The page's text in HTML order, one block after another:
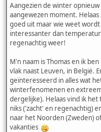
Aangezien de winter
aangewezen moment.
goed uit maar wie weet
interessanter dan
regenachtig weer!
M'n naam is Thomas en ik
vlak naast Leuven, in België.
geïnteresseerd in alles wat
winterfenomenen en
dergelijke). Helaas vind ik
niks ('zacht' en regenachtig)
naar het Noorden (Zweden)
vakanties